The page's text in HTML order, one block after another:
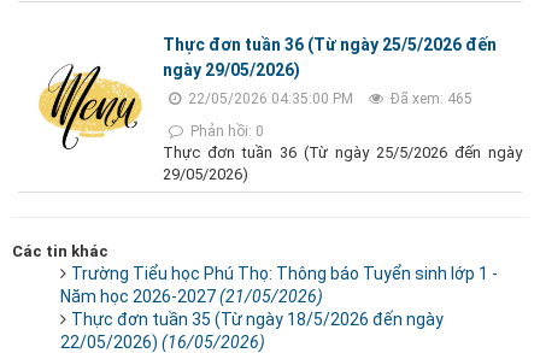
Thực đơn tuần 36 (Từ ngày 25/5/2026 đến
ngày 29/05/2026)
22/05/2026 04:35:00 PM
Đã xem: 465
Phản hồi: 0
Thực đơn tuần 36 (Từ ngày 25/5/2026 đến ngày
29/05/2026)
Các tin khác
Trường Tiểu học Phú Thọ: Thông báo Tuyển sinh lớp 1 -
Năm học 2026-2027(21/05/2026)
Thực đơn tuần 35 (Từ ngày 18/5/2026 đến ngày
22/05/2026) (16/05/2026)